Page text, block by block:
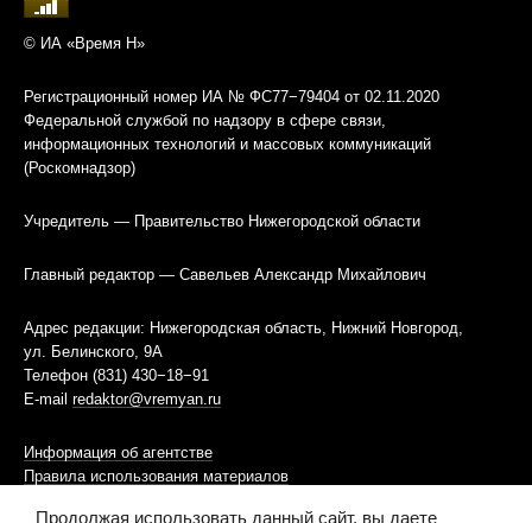
© ИА «Время Н»
Регистрационный номер ИА № ФС77−79404 от 02.11.2020
Федеральной службой по надзору в сфере связи,
информационных технологий и массовых коммуникаций
(Роскомнадзор)
Учредитель — Правительство Нижегородской области
Главный редактор — Савельев Александр Михайлович
Адрес редакции: Нижегородская область, Нижний Новгород,
ул. Белинского, 9А
Телефон (831) 430−18−91
E-mail redaktor@vremyan.ru
Информация об агентстве
Правила использования материалов
Продолжая использовать данный сайт, вы даете